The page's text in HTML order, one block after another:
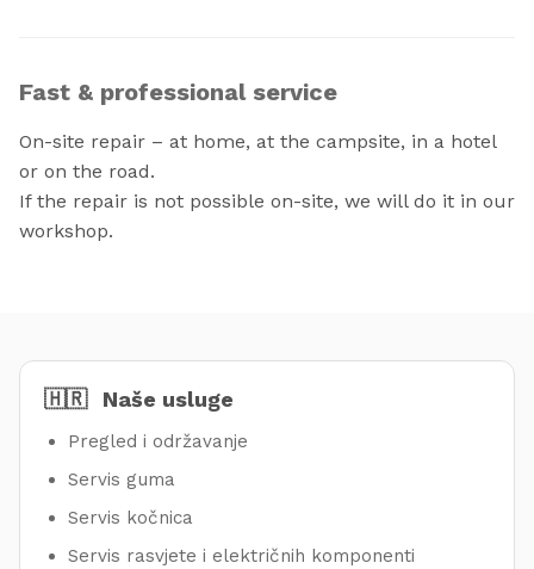
Fast & professional service
On-site repair – at home, at the campsite, in a hotel
or on the road.
If the repair is not possible on-site, we will do it in our
workshop.
🇭🇷 Naše usluge
Pregled i održavanje
Servis guma
Servis kočnica
Servis rasvjete i električnih komponenti